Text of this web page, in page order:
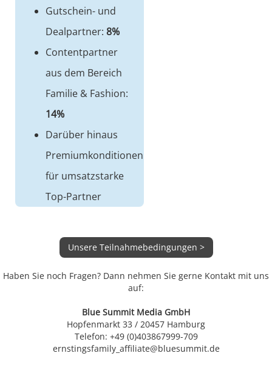
Gutschein- und
Dealpartner: 8%
Contentpartner
aus dem Bereich
Familie & Fashion:
14%
Darüber hinaus
Premiumkonditionen
für umsatzstarke
Top-Partner
Unsere Teilnahmebedingungen >
Haben Sie noch Fragen? Dann nehmen Sie gerne Kontakt mit uns
auf:
Blue Summit Media GmbH
Hopfenmarkt 33 / 20457 Hamburg
Telefon: +49 (0)403867999-709
ernstingsfamily_affiliate@bluesummit.de